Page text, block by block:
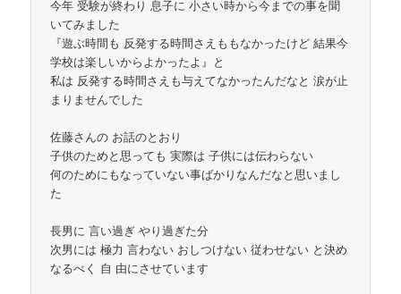
今年 受験が終わり 息子に 小さい時から今までの事を聞
いてみました
『遊ぶ時間も 反発する時間さえももなかったけど 結果今
学校は楽しいからよかったよ』と
私は 反発する時間さえも与えてなかったんだなと 涙が止
まりませんでした
佐藤さんの お話のとおり
子供のためと思っても 実際は 子供には伝わらない
何のためにもなっていない事ばかりなんだなと思いまし
た
長男に 言い過ぎ やり過ぎた分
次男には 極力 言わない おしつけない 従わせない と決め
なるべく 自 由にさせています